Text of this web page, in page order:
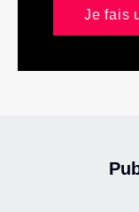
Je fais